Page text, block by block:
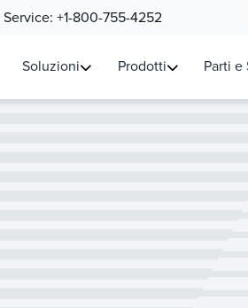
+1-800-755-4252
Soluzioni Prodotti Parti e